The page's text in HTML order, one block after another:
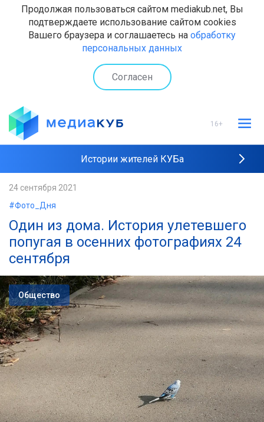
Продолжая пользоваться сайтом mediakub.net, Вы
подтверждаете использование сайтом cookies
Вашего браузера и соглашаетесь на обработку
персональных данных
Согласен
16+
Истории жителей КУБа
24 сентября 2021
#Фото_Дня
Один из дома. История улетевшего
попугая в осенних фотографиях 24
сентября
Общество